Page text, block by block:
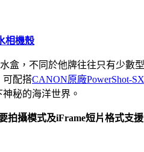
相機殼
盒，不同於他牌往往只有少數
可配搭CANON原廠PowerShot-
秘的海洋世界。
拍攝模式及iFrame短片格式支援